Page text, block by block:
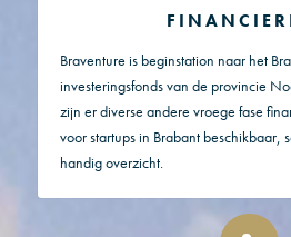
Braventure is beginstation naar het
investeringsfonds van de provincie
zijn er diverse andere vroege fase
voor startups in Brabant beschikbaar,
handig overzicht.